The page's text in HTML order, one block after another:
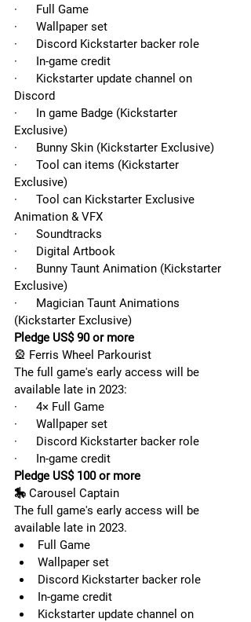
·      Full Game
·      Wallpaper set
·      Discord Kickstarter backer role
·      In-game credit
·      Kickstarter update channel on
Discord
·      In game Badge (Kickstarter
Exclusive)
·      Bunny Skin (Kickstarter Exclusive)
·      Tool can items (Kickstarter
Exclusive)
·      Tool can Kickstarter Exclusive
Animation & VFX
·      Soundtracks
·      Digital Artbook
·      Bunny Taunt Animation (Kickstarter
Exclusive)
·      Magician Taunt Animations
(Kickstarter Exclusive)
Pledge US$ 90 or more
🎡 Ferris Wheel Parkourist
The full game's early access will be
available late in 2023:
·      4× Full Game
·      Wallpaper set
·      Discord Kickstarter backer role
·      In-game credit
Pledge US$ 100 or more
🎠 Carousel Captain
The full game's early access will be
available late in 2023.
Full Game
Wallpaper set
Discord Kickstarter backer role
In-game credit
Kickstarter update channel on